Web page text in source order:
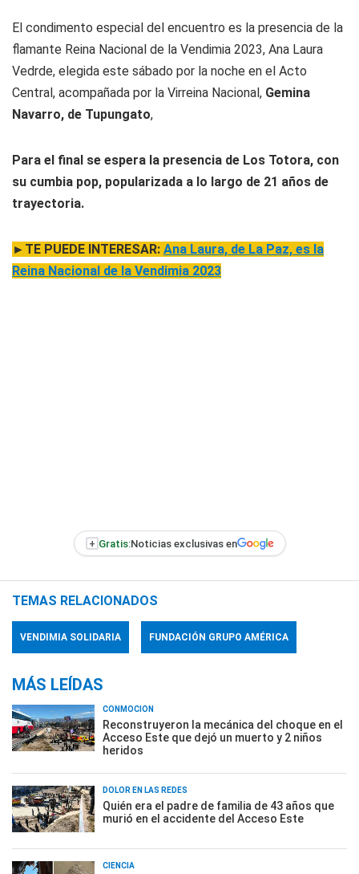
El condimento especial del encuentro es la presencia de la
flamante Reina Nacional de la Vendimia 2023, Ana Laura
Vedrde, elegida este sábado por la noche en el Acto
Central, acompañada por la Virreina Nacional, Gemina
Navarro, de Tupungato,
Para el final se espera la presencia de Los Totora, con
su cumbia pop, popularizada a lo largo de 21 años de
trayectoria.
►TE PUEDE INTERESAR: Ana Laura, de La Paz, es la
Reina Nacional de la Vendimia 2023
+ Gratis:Noticias exclusivas en
TEMAS RELACIONADOS
VENDIMIA SOLIDARIA FUNDACIÓN GRUPO AMÉRICA
MÁS LEÍDAS
CONMOCIÓN
Reconstruyeron la mecánica del choque en el
Acceso Este que dejó un muerto y 2 niños
heridos
DOLOR EN LAS REDES
Quién era el padre de familia de 43 años que
murió en el accidente del Acceso Este
CIENCIA